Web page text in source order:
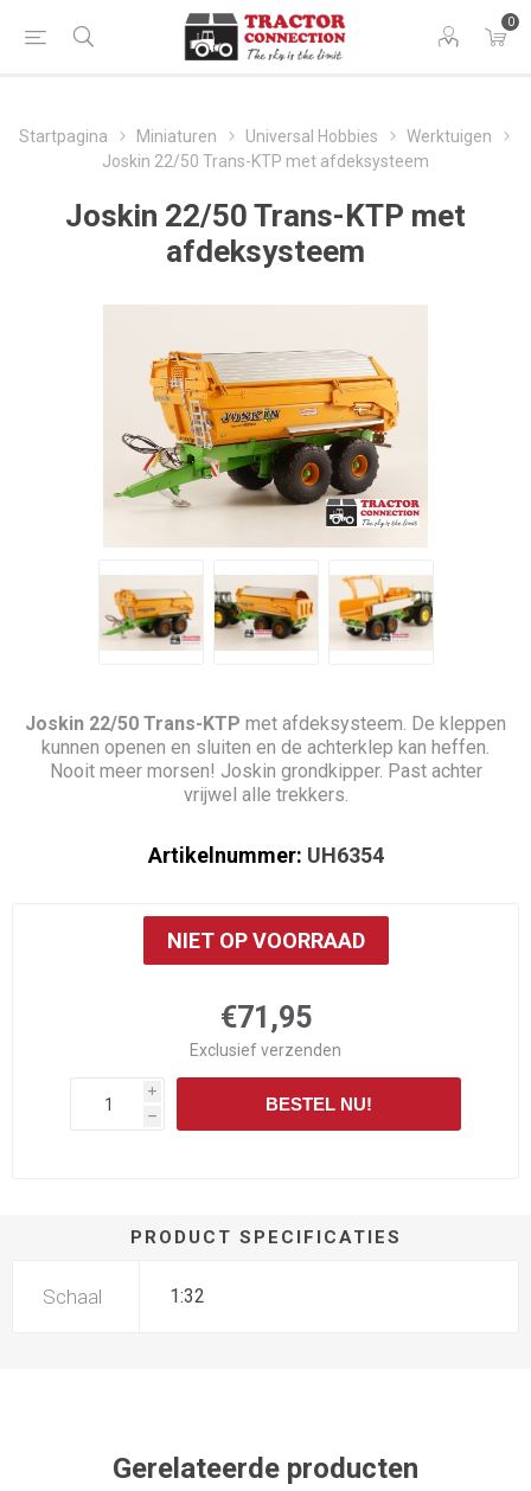
0
Startpagina Miniaturen Universal Hobbies
Werktuigen
Joskin 22/50 Trans-KTP met afdeksysteem
Joskin 22/50 Trans-KTP met
afdeksysteem
Joskin 22/50 Trans-KTP met afdeksysteem. De kleppen
kunnen openen en sluiten en de achterklep kan heffen.
Nooit meer morsen! Joskin grondkipper. Past achter
vrijwel alle trekkers.
Artikelnummer: UH6354
NIET OP VOORRAAD
€71,95
Exclusiefverzenden
i
h
BESTEL NU!
PRODUCT SPECIFICATIES
Schaal 1:32
Gerelateerde producten